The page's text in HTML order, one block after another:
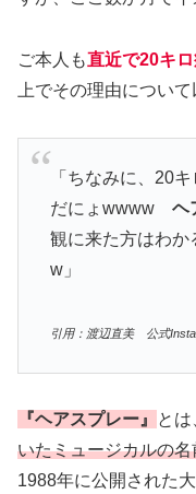
ご本人も直近で20キ
上でその理由につい
「ちなみに、20
だにょwwww ヘ
観に来た方はわか
w」
引用：渡辺直美 公式
『ヘアスプレー』 と
いたミュージカルの名
1988年に公開された